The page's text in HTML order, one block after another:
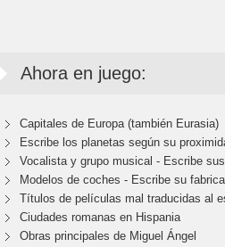
Ahora en juego:
Capitales de Europa (también Eurasia)
Escribe los planetas según su
Vocalista y grupo musical - Escribe
Modelos de coches - Escribe su
Títulos de películas mal traducidas al
Ciudades romanas en Hispania
Obras principales de Miguel Ángel